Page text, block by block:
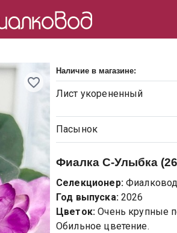
Наличие в магазине:
Лист укорененный
Пасынок
Фиалка С-Улыбка
Селекционер: Фиалковод
Год выпуска: 2026
Цветок: Очень крупные
Обильное цветение.